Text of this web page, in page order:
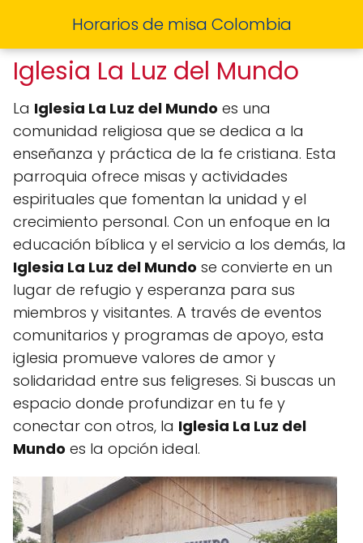
Horarios de misa Colombia
Iglesia La Luz del Mundo
La Iglesia La Luz del Mundo es una
comunidad religiosa que se dedica a la
enseñanza y práctica de la fe cristiana. Esta
parroquia ofrece misas y actividades
espirituales que fomentan la unidad y el
crecimiento personal. Con un enfoque en la
educación bíblica y el servicio a los demás, la
Iglesia La Luz del Mundo se convierte en un
lugar de refugio y esperanza para sus
miembros y visitantes. A través de eventos
comunitarios y programas de apoyo, esta
iglesia promueve valores de amor y
solidaridad entre sus feligreses. Si buscas un
espacio donde profundizar en tu fe y
conectar con otros, la Iglesia La Luz del
Mundo es la opción ideal.